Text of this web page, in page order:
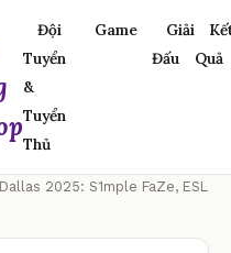
Đội
Tuyển
&
Tuyển
Thủ
Game
Giải
Đấu
Quả
2025: S1mple FaZe, ESL